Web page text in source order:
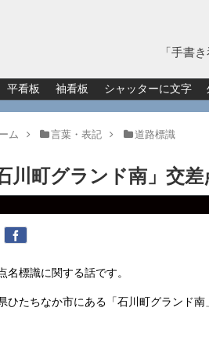
「手書
平看板 袖看板 シャッターに文字
ム 言葉・表記 道路標識
川町グランド南」交
名標識に関する話です。
ひたちなか市にある「石川町グランド南